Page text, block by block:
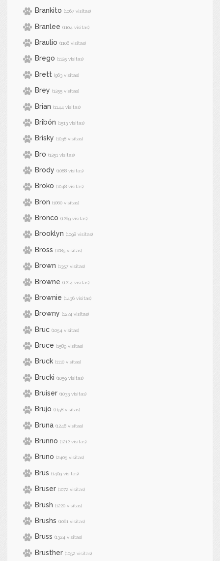
Brankito (1067 visitas)
Branlee (1104 visitas)
Braulio (1106 visitas)
Brego (1125 visitas)
Brett (963 visitas)
Brey (1255 visitas)
Brian (1144 visitas)
Bribón (1513 visitas)
Brisky (1038 visitas)
Bro (1251 visitas)
Brody (1088 visitas)
Broko (1048 visitas)
Bron (1060 visitas)
Bronco (1269 visitas)
Brooklyn (1098 visitas)
Bross (1085 visitas)
Brown (1357 visitas)
Browne (1214 visitas)
Brownie (1436 visitas)
Browny (1274 visitas)
Bruc (1054 visitas)
Bruce (1589 visitas)
Bruck (1110 visitas)
Brucki (1059 visitas)
Bruiser (1033 visitas)
Brujo (1158 visitas)
Bruna (1248 visitas)
Brunno (1212 visitas)
Bruno (2405 visitas)
Brus (1409 visitas)
Bruser (1072 visitas)
Brush (1220 visitas)
Brushs (1061 visitas)
Bruss (1324 visitas)
Brusther (1052 visitas)